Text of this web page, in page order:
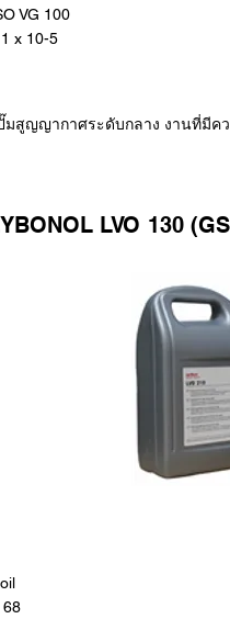
VG 100
x 10-5
มสูญญากาศระดับกลาง งานที่มีค
LVO 130
68